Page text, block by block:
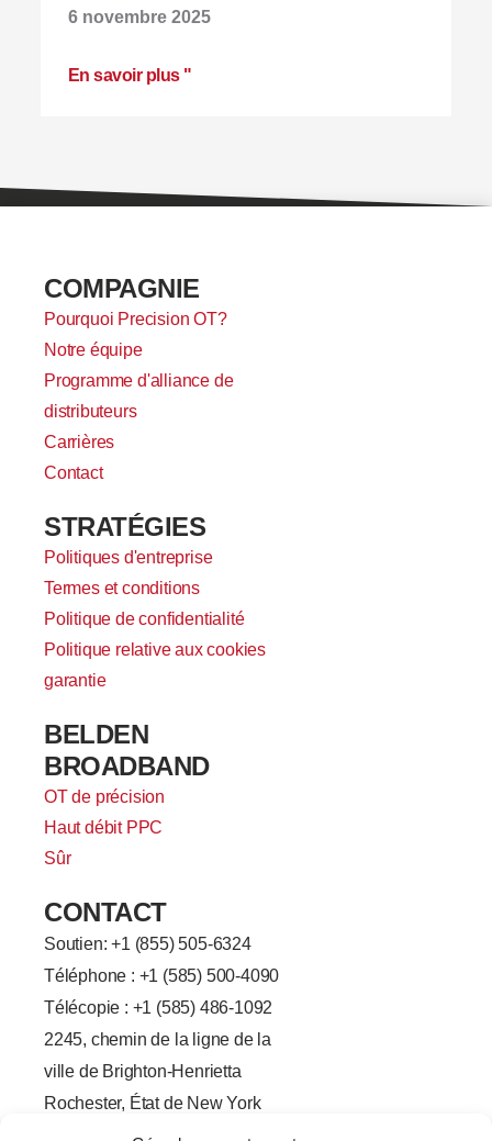
6 novembre 2025
En savoir plus "
COMPAGNIE
Pourquoi Precision OT?
Notre équipe
Programme d'alliance de
distributeurs
Carrières
Contact
STRATÉGIES
Politiques d'entreprise
Termes et conditions
Politique de confidentialité
Politique relative aux cookies
garantie
BELDEN
BROADBAND
OT de précision
Haut débit PPC
Sûr
CONTACT
Soutien: +1 (855) 505-6324
Téléphone : +1 (585) 500-4090
Télécopie : +1 (585) 486-1092
2245, chemin de la ligne de la
ville de Brighton-Henrietta
Rochester, État de New York